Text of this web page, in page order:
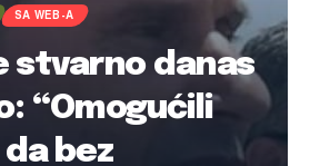
SA WEB-A
stvarno danas
“Omogućili
bez